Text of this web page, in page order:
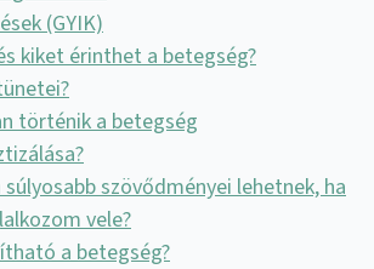
(GYIK)
kiket érinthet a betegség?
történik a betegség
súlyosabb szövődményei lehetnek, ha
vele?
a betegség?